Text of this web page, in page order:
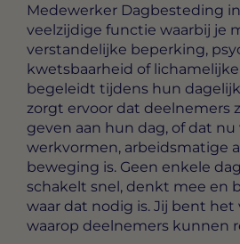
Medewerker Dagbesteding
veelzijdige functie waarbij je
verstandelijke beperking,
kwetsbaarheid of
begeleidt tijdens hun
zorgt ervoor dat deelnemers
geven aan hun dag, of dat nu
werkvormen, arbeidsmatige
beweging is. Geen enkele
schakelt snel, denkt mee en
waar dat nodig is. Jij bent het
waarop deelnemers kunnen